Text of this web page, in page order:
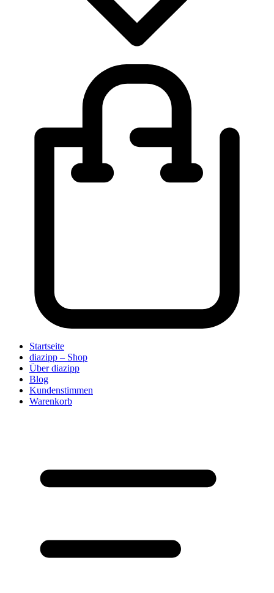
Startseite
diazipp – Shop
Über diazipp
Blog
Kundenstimmen
Warenkorb